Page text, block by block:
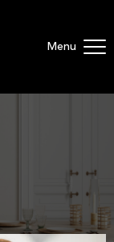
Menu